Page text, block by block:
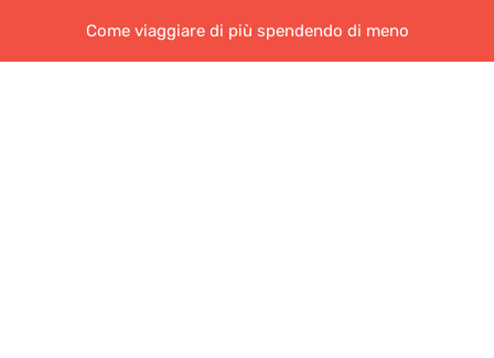
Come viaggiare di più spendendo di meno